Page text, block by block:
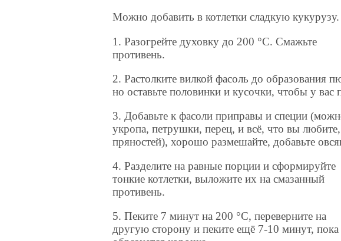
Можно добавить в котлетки сладкую кукурузу.
1. Разогрейте духовку до 200 °C. Смажьте
противень.
2. Растолките вилкой фасоль до образования
но оставьте половинки и кусочки, чтобы у вас
3. Добавьте к фасоли приправы и специи
укропа, петрушки, перец, и всё, что вы
пряностей), хорошо размешайте, добавьте
4. Разделите на равные порции и сформируйте
тонкие котлетки, выложите их на смазанный
противень.
5. Пеките 7 минут на 200 °C, переверните на
другую сторону и пеките ещё 7-10 минут, пока